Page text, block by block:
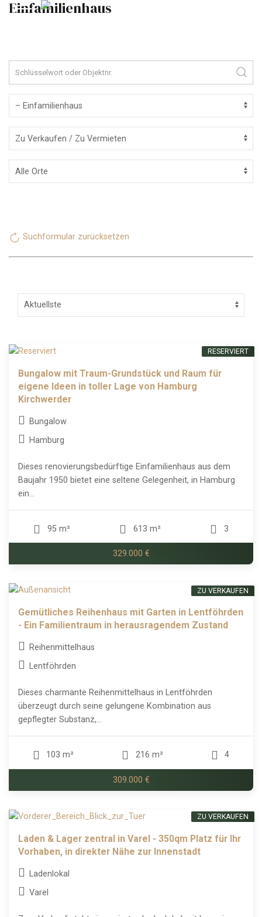
Einfamilienhaus
Suchformular zurücksetzen
Bungalow mit Traum-Grundstück und Raum für
eigene Ideen in toller Lage von Hamburg
Kirchwerder
Bungalow
Hamburg
Dieses renovierungsbedürftige Einfamilienhaus aus dem
Baujahr 1950 bietet eine seltene Gelegenheit, in Hamburg
ein...
95 m² 613 m² 3
329.000 €
RESERVIERT
Gemütliches Reihenhaus mit Garten in Lentföhrden
- Ein Familientraum in herausragendem Zustand
Reihenmittelhaus
Lentföhrden
Dieses charmante Reihenmittelhaus in Lentföhrden
überzeugt durch seine gelungene Kombination aus
gepflegter Substanz,...
103 m² 216 m² 4
309.000 €
ZU VERKAUFEN
Laden & Lager zentral in Varel - 350qm Platz für Ihr
Vorhaben, in direkter Nähe zur Innenstadt
Ladenlokal
Varel
ZU VERKAUFEN